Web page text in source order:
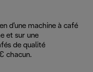
d'une machine à café
et sur une
de qualité
chacun.